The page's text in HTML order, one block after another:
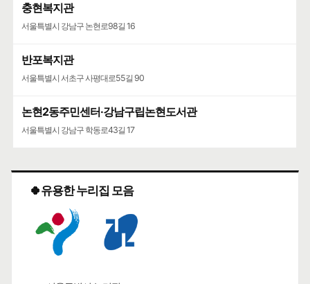
충현복지관
서울특별시 강남구 논현로98길 16
반포복지관
서울특별시 서초구 사평대로55길 90
논현2동주민센터·강남구립논현도서관
서울특별시 강남구 학동로43길 17
🍀유용한 누리집 모음